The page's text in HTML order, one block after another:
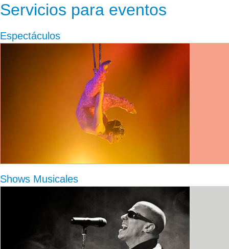
Servicios para eventos
Espectáculos
Shows Musicales